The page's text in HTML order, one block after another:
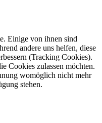
Einige von ihnen sind
andere uns helfen, diese
(Tracking Cookies).
Cookies zulassen möchten.
womöglich nicht mehr
stehen.